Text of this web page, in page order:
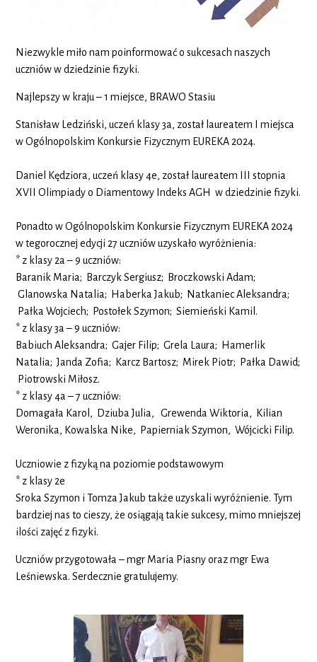
Niezwykle miło nam poinformować o sukcesach naszych
uczniów w dziedzinie fizyki.
Najlepszy w kraju – 1 miejsce, BRAWO Stasiu
Stanisław Ledziński, uczeń klasy 3a, został laureatem I miejsca
w Ogólnopolskim Konkursie Fizycznym EUREKA 2024.
Daniel Kędziora, uczeń klasy 4e, został laureatem III stopnia
XVII Olimpiady o Diamentowy Indeks AGH w dziedzinie fizyki.
Ponadto w Ogólnopolskim Konkursie Fizycznym EUREKA 2024
w tegorocznej edycji 27 uczniów uzyskało wyróżnienia:
* z klasy 2a – 9 uczniów:
Baranik Maria; Barczyk Sergiusz; Broczkowski Adam;
Glanowska Natalia; Haberka Jakub; Natkaniec Aleksandra;
Pałka Wojciech; Postołek Szymon; Siemieński Kamil.
* z klasy 3a – 9 uczniów:
Babiuch Aleksandra; Gajer Filip; Grela Laura; Hamerlik
Natalia; Janda Zofia; Karcz Bartosz; Mirek Piotr; Pałka Dawid;
Piotrowski Miłosz.
* z klasy 4a – 7 uczniów:
Domagała Karol, Dziuba Julia, Grewenda Wiktoria, Kilian
Weronika, Kowalska Nike, Papierniak Szymon, Wójcicki Filip.
Uczniowie z fizyką na poziomie podstawowym
* z klasy 2e
Sroka Szymon i Tomza Jakub także uzyskali wyróżnienie. Tym
bardziej nas to cieszy, że osiągają takie sukcesy, mimo mniejszej
ilości zajęć z fizyki.
Uczniów przygotowała – mgr Maria Piasny oraz mgr Ewa
Leśniewska. Serdecznie gratulujemy.